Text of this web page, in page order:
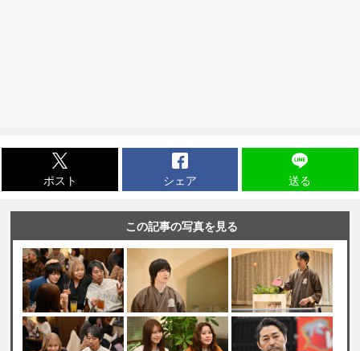
ポスト シェア 送る
この記事の写真を見る